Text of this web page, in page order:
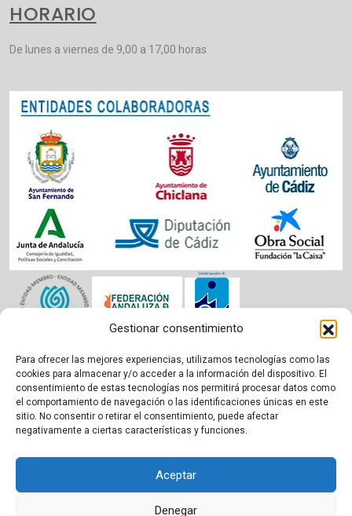
Gestionar consentimiento
Para ofrecer las mejores experiencias, utilizamos tecnologías como las
cookies para almacenar y/o acceder a la información del dispositivo. El
consentimiento de estas tecnologías nos permitirá procesar datos como
el comportamiento de navegación o las identificaciones únicas en este
sitio. No consentir o retirar el consentimiento, puede afectar
negativamente a ciertas características y funciones.
Aceptar
Denegar
HORARIO
De lunes a viernes de 9,00 a 17,00 horas
Aviso legal|Política de cookies|Privacidad